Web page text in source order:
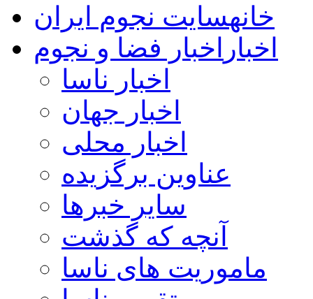
خانهسایت نجوم ایران
اخبار اخبار فضا و نجوم
اخبار ناسا
اخبار جهان
اخبار محلی
عناوین برگزیده
سایر خبرها
آنچه که گذشت
ماموریت های ناسا